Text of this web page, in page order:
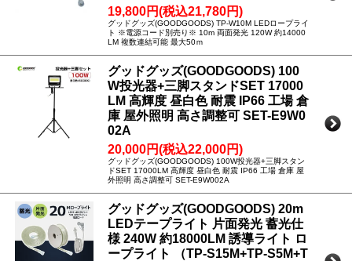
19,800円(税込21,780円)
グッドグッズ(GOODGOODS) TP-W10M LEDロープライ
ト ※電源コード別売り※ 10m 両面発光 120W 約14000
LM 複数連結可能 最大50ｍ
グッドグッズ(GOODGOODS) 100
W投光器+三脚スタンドSET 17000
LM 高輝度 昼白色 耐震 IP66 工場 倉
庫 屋外照明 高さ調整可 SET-E9W0
02A
20,000円(税込22,000円)
グッドグッズ(GOODGOODS) 100W投光器+三脚スタン
ドSET 17000LM 高輝度 昼白色 耐震 IP66 工場 倉庫 屋
外照明 高さ調整可 SET-E9W002A
グッドグッズ(GOODGOODS) 20m
LEDテープライト 片面発光 蓄光仕
様 240W 約18000LM 誘導ライト ロ
ープライト （TP-S15M+TP-S5M+T